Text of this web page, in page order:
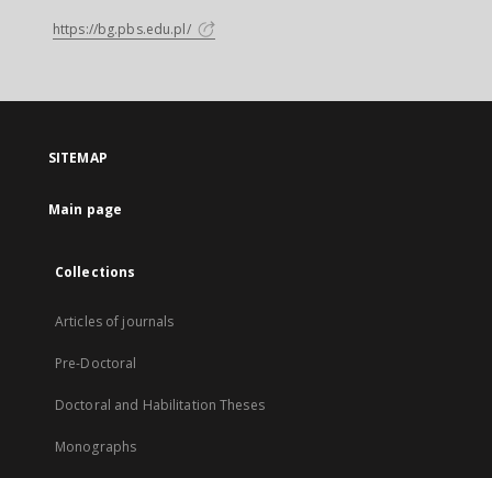
https://bg.pbs.edu.pl/
SITEMAP
Main page
Collections
Articles of journals
Pre-Doctoral
Doctoral and Habilitation Theses
Monographs